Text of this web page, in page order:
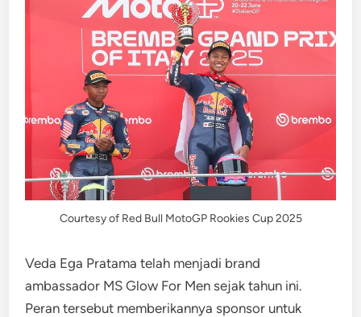
Courtesy of Red Bull MotoGP Rookies Cup 2025
Veda Ega Pratama telah menjadi brand
ambassador MS Glow For Men sejak tahun ini.
Peran tersebut memberikannya sponsor untuk